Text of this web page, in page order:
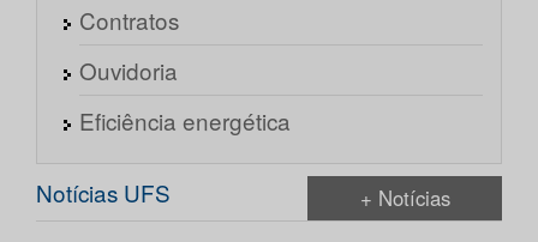
Contratos
Ouvidoria
Eficiência energética
Notícias UFS + Notícias